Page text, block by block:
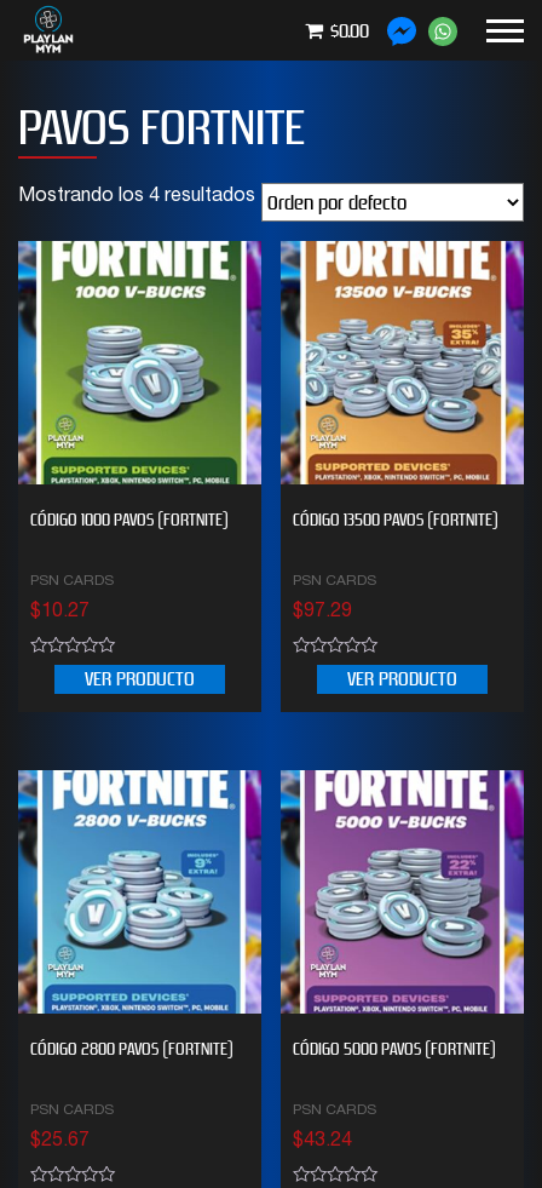
$0.00
PAVOS FORTNITE
Mostrando los 4 resultados
CÓDIGO 1000 PAVOS (FORTNITE)
PSN CARDS
$10.27
VER PRODUCTO
CÓDIGO 13500 PAVOS (FORTNITE)
PSN CARDS
$97.29
5
VER PRODUCTO
CÓDIGO 2800 PAVOS (FORTNITE)
PSN CARDS
$25.67
CÓDIGO 5000 PAVOS (FORTNITE)
PSN CARDS
$43.24